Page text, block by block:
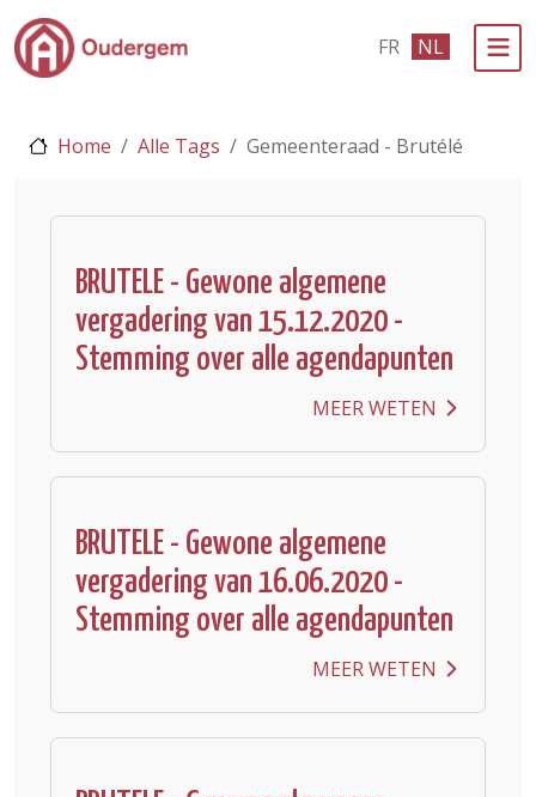
Ga naar de hoofdinhoud FR NL
eLoket
Leven in Oudergem
In 1 klik
Home Alle Tags Gemeenteraad - Brutélé
BRUTELE - Gewone algemene
vergadering van 15.12.2020 -
Stemming over alle agendapunten
MEER WETEN
BRUTELE - Gewone algemene
vergadering van 16.06.2020 -
Stemming over alle agendapunten
MEER WETEN